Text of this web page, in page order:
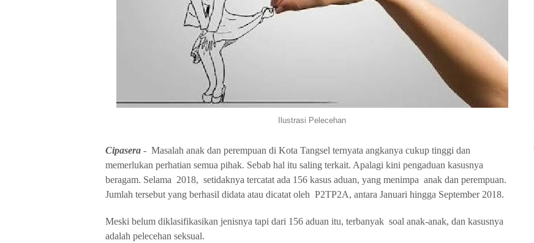
Ilustrasi Pelecehan
Cipasera - Masalah anak dan perempuan di Kota Tangsel ternyata angkanya cukup tinggi dan
memerlukan perhatian semua pihak. Sebab hal itu saling terkait. Apalagi kini pengaduan kasusnya
beragam. Selama 2018, setidaknya tercatat ada 156 kasus aduan, yang menimpa anak dan perempuan.
Jumlah tersebut yang berhasil didata atau dicatat oleh P2TP2A, antara Januari hingga September 2018.
Meski belum diklasifikasikan jenisnya tapi dari 156 aduan itu, terbanyak soal anak-anak, dan kasusnya
adalah pelecehan seksual.